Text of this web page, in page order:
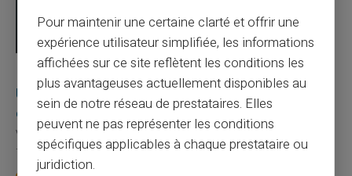
03/08/2026 Veritas Carte prépayée
Une carte bancaire gratuite sans compte, ça
existe ?
Vous avez tapé cette recherche parce que votre banque vous
facture 50 € par an pour une carte que vo...
Pour maintenir une certaine clarté et offrir une
expérience utilisateur simplifiée, les informations
affichées sur ce site reflètent les conditions les
plus avantageuses actuellement disponibles au
sein de notre réseau de prestataires. Elles
peuvent ne pas représenter les conditions
spécifiques applicables à chaque prestataire ou
juridiction.